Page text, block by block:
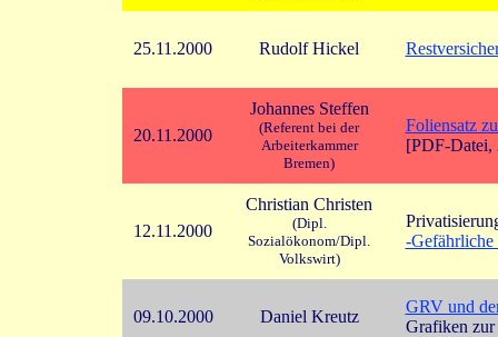
25.11.2000 Rudolf Hickel
20.11.2000
Johannes Steffen
(Referent bei der
Arbeiterkammer
Bremen)
Foliensatz
[PDF-Datei,
12.11.2000
Christian Christen
(Dipl.
Sozialökonom/Dipl.
Volkswirt)
-
09.10.2000 Daniel Kreutz
GRV und
Grafiken